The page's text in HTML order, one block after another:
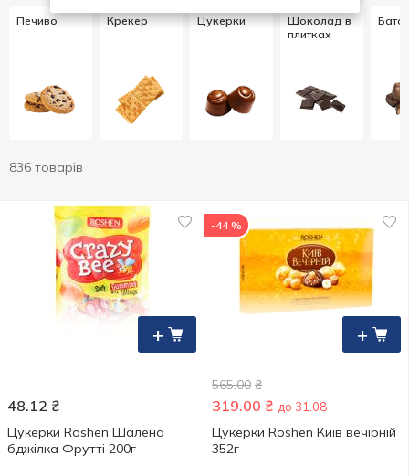
Печиво Крекер Цукерки
Шоколад в
плитках
836 товарів
+
48.12 ₴
Цукерки Roshen Шалена
бджілка Фрутті 200г
+
-44 %
565.00 ₴
319.00 ₴ до 31.08
Цукерки Roshen Київ вечірній
352г